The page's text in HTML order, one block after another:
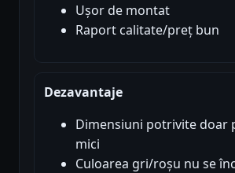
Ușor de montat
Raport calitate/preț bun
Dezavantaje
Dimensiuni potrivite doar
mici
Culoarea gri/roșu nu se